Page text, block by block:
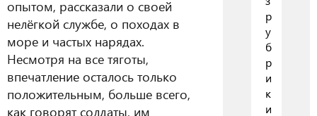
опытом, рассказали о своей
нелёгкой службе, о походах в
море и частых нарядах.
Несмотря на все тяготы,
впечатление осталось только
положительным, больше всего,
как говорят солдаты, им
р
у
б
р
и
к
и